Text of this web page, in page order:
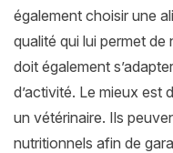
également choisir une
qualité qui lui permet de
doit également
d’activité. Le mieux est
un vétérinaire. Ils
nutritionnels afin de